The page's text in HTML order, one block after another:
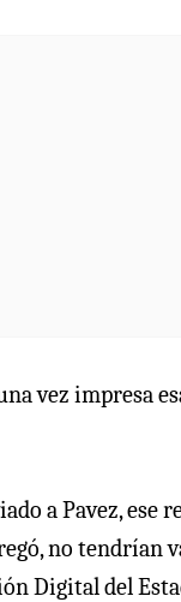
vez impresa
a Pavez,
no tendrían
Digital del